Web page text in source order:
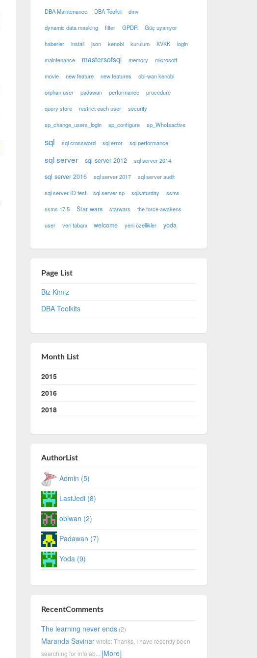
DBA Maintenance DBA Toolkit dmv
dynamic data masking filter GPDR Güç uyanıyor
haberler install json kenobi kurulum KVKK login
maintenance mastersofsql memory microsoft
movie new feature new features obi-wan kenobi
orphan user padawan performance procedure
query store restrict each user security
sp_change_users_login sp_configure sp_WhoIsactive
sql sql crossword sql error sql performance
sql server sql server 2012 sql server 2014
sql server 2016 sql server 2017 sql server audit
sql server IO test sql server sp sqlsaturday ssms
ssms 17.5 Star wars starwars the force awakens
user veri tabanı welcome yeni özellikler yoda
Page List
Biz Kimiz
DBA Toolkits
Month List
2015
2016
2018
AuthorList
Admin (5)
LastJedi (8)
obiwan (2)
Padawan (7)
Yoda (9)
RecentComments
The learning never ends(2)
Maranda Savinarwrote: Thanks, I have recently been
searching for info ab... [More]